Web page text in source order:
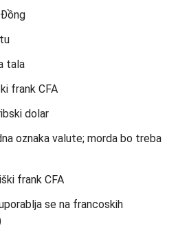
tala
frank CFA
dolar
oznaka valute; morda bo treba
frank CFA
se na francoskih